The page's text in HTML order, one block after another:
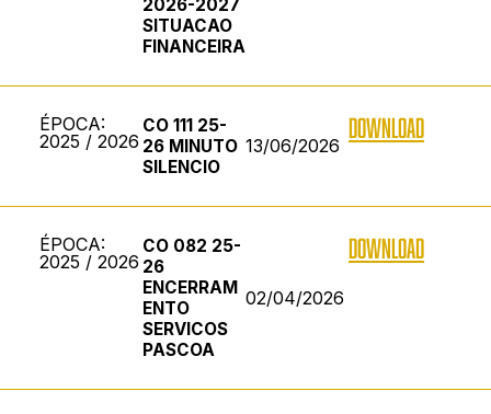
2026-2027
SITUACAO
FINANCEIRA
ÉPOCA:
2025 / 2026
CO 111 25-
26 MINUTO
SILENCIO
13/06/2026
DOWNLOAD
ÉPOCA:
2025 / 2026
CO 082 25-
26
ENCERRAM
ENTO
SERVICOS
PASCOA
02/04/2026
DOWNLOAD